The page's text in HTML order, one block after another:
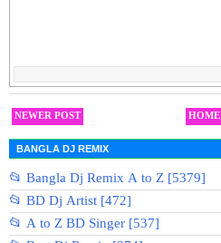
NEWER POST HOME
BANGLA DJ REMIX
📂 Bangla Dj Remix A to Z [5379]
📂 BD Dj Artist [472]
📂 A to Z BD Singer [537]